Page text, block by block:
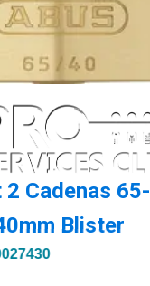
2 Cadenas 65-
Blister